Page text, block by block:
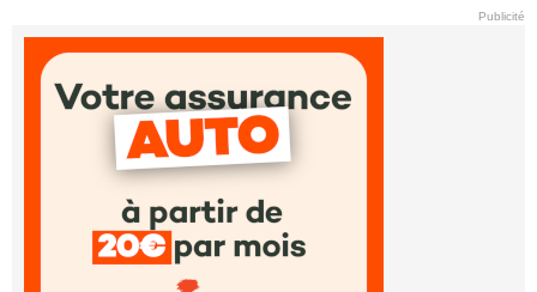
Publicité